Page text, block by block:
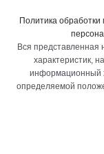
Политика
Вся представленная
характеристик,
информационный
определяемой